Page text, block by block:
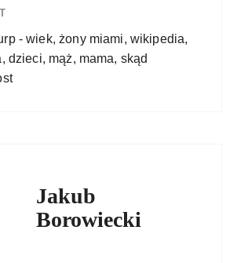
- wiek, żony miami, wikipedia,
dzieci, mąż, mama, skąd
Jakub
Borowiecki